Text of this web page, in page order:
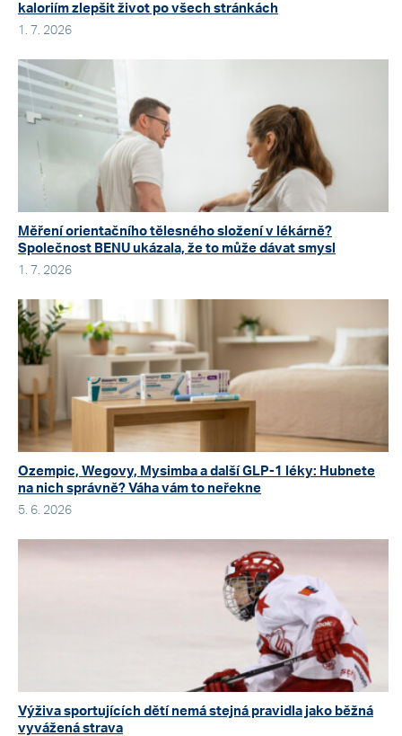
kaloriím zlepšit život po všech stránkách
1. 7. 2026
Měření orientačního tělesného složení v lékárně?
Společnost BENU ukázala, že to může dávat smysl
1. 7. 2026
Ozempic, Wegovy, Mysimba a další GLP-1 léky: Hubnete
na nich správně? Váha vám to neřekne
5. 6. 2026
Výživa sportujících dětí nemá stejná pravidla jako běžná
vyvážená strava